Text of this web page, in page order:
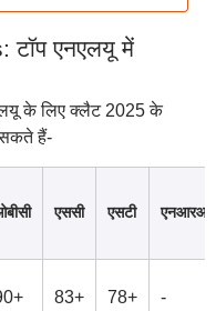
टॉप एनएलयू में
के लिए क्लैट 2025 के
हैं-
एससी एसटी एनआरआई
83+ 78+ -